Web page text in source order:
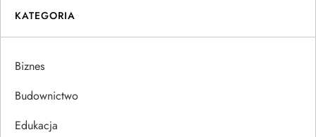
g
a
c
KATEGORIA
Biznes
Budownictwo
Edukacja